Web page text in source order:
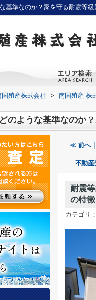
基準なのか？家を守る耐震等
殖産株式会社 > 南国殖産 株
のような基準なのか
≪ 前へ｜
不動産
耐震
の特
カテゴリ：